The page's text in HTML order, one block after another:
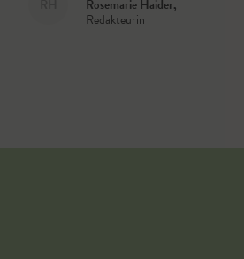
Rosemarie Haider,
Redakteurin